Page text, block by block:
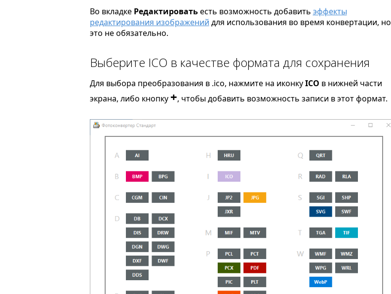
Во вкладке Редактироватьесть возможность добавить эффекты
редактирования изображений для использования во время конвертации, но
это не обязательно.
Выберите ICO в качестве формата для сохранения
Для выбора преобразования в .ico, нажмите на иконкуICO в нижней части
экрана, либо кнопку +, чтобы добавить возможность записи в этот формат.